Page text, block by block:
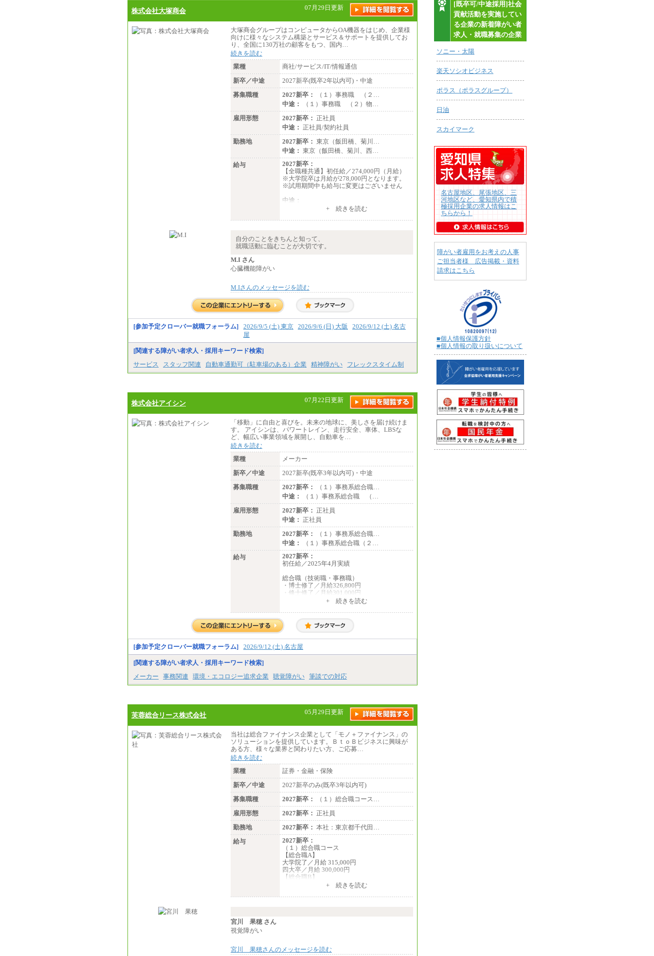
＜総合職＞
大学院博士 ： 月給345,700円～
大学院修士 ： 月給305,700円～
大学学部・高専（専攻科）： 月給285,70
0円～
高専・短大： 月給285,700円～
大学(学部・院)・高専（専攻科）： 月給
253,100円～
高専・短大： 月給248,100円～
※試用期間中の条件変更：無
株式会社大塚商会 07月29日更新
大塚商会グループはコンピュータからOA機器をはじめ、企業様
向けに様々なシステム構築とサービス＆サポートを提供してお
り、全国に130万社の顧客をもつ、国内…
続きを読む
業種
商社/サービス/IT/情報通信
新卒／中途
2027新卒(既卒2年以内可)・中途
募集職種
2027新卒：
（１）事務職 （２…
中途：
（１）事務職 （２）物…
雇用形態
2027新卒： 正社員
中途： 正社員/契約社員
勤務地
2027新卒： 東京（飯田橋、菊川…
中途： 東京（飯田橋、菊川、西…
給与
2027新卒：
【全職種共通】初任給／274,000円（月給）
※大学院卒は月給が278,000円となります。
※試用期間中も給与に変更はございません
中途：
（１）～（４）274,000円（月給）～
（５）235,000円（月給）～
※経験・年齢などを考慮のうえ、当社規程に
※業務内容・勤務形態に応じて、上記給与の
範囲内でご相談をさせていただく事がありま
す
+ 続きを読む
自分のことをきちんと知って、
就職活動に臨むことが大切です。
M.I さん
心臓機能障がい
M.Iさんのメッセージを読む
[参加予定クローバー就職フォーラム] 2026/9/5 (土) 東京 2026/9/6 (日) 大阪
2026/9/12 (土) 名古
屋
[関連する障がい者求人・採用キーワード検索]
サービス
スタッフ関連 自動車通勤可（駐車場のある）企業 精神障がい フレックスタイム制
株式会社アイシン 07月22日更新
「移動」に自由と喜びを。未来の地球に、美しさを届け続けま
す。 アイシンは、パワートレイン、走行安全、車体、LBSな
ど、幅広い事業領域を展開し、自動車を…
続きを読む
業種
メーカー
新卒／中途
2027新卒(既卒3年以内可)・中途
募集職種
2027新卒：
（１）事務系総合職…
中途：
（１）事務系総合職 （…
雇用形態
2027新卒： 正社員
中途： 正社員
勤務地
2027新卒：
（１）事務系総合職…
中途：
（１）事務系総合職（２…
給与
2027新卒：
初任給／2025年4月実績
総合職（技術職・事務職）
・博士修了／月給326,800円
・修士修了／月給301,000円
・大学卒／月給282,000円
・高専卒（専攻科）／月給282,000円
・高専卒（本科）／月給256,000円
一般事務職
0円
・高専卒（専攻科）／月給206,400円
・専門卒（2年）／月給197,800円
※試用期間中も給与に変更はございません。
（１）（２）
月給：270,000円～
年収例：
・610万円/28歳・月給34万円
・1,090万円/38歳・月給59万円 *残業代・
家族手当対象外
（３）
月給：190,000円～
想定年収：340万円～610万円
年収例：
・460万円/28歳・月給26万円
・520万円/32歳・月給29万円
（４）
月給：201,000円～
想定年収：360万円～680万円
年収例：
・520万円/32歳・月給29万円
年収例は賞与含む、残業代・家族手当含まず
※キャリアや能力等を考慮の上、当社規定に
より確定します
※固定給に固定残業代含まず
+ 続きを読む
[参加予定クローバー就職フォーラム] 2026/9/12 (土) 名古屋
[関連する障がい者求人・採用キーワード検索]
メーカー
事務関連 環境・エコロジー追求企業 聴覚障がい 筆談での対応
芙蓉総合リース株式会社 05月29日更新
当社は総合ファイナンス企業として「モノ＋ファイナンス」の
ソリューションを提供しています。ＢｔｏＢビジネスに興味が
ある方、様々な業界と関わりたい方、ご応募…
続きを読む
業種
証券・金融・保険
新卒／中途
2027新卒のみ(既卒3年以内可)
募集職種
2027新卒：
（１）総合職コース…
雇用形態
2027新卒： 正社員
勤務地
2027新卒： 本社：東京都千代田…
給与
2027新卒：
（１）総合職コース
【総合職A】
大学院了／月給 315,000円
四大卒／月給 300,000円
【総合職B】
大学院了／月給 282,000円
四大卒／月給 270,000円
+ 続きを読む
宮川 果穂 さん
視覚障がい
宮川 果穂さんのメッセージを読む
[既卒可/中途採用]社会
貢献活動を実施してい
る企業の新着障がい者
求人・就職募集の企業
ソニー・太陽
楽天ソシオビジネス
ポラス（ポラスグループ）
日油
スカイマーク
名古屋地区、尾張地区、三
河地区など、愛知県内で積
極採用企業の求人情報はこ
ちらから！
障がい者雇用をお考えの人事
ご担当者様 広告掲載・資料
請求はこちら
■個人情報保護方針
■個人情報の取り扱いについて